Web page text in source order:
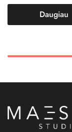
Daugiau